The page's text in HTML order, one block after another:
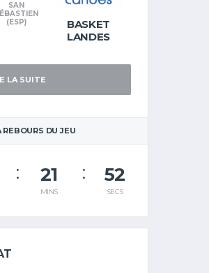
BASKET
LANDES
SAN
(ESP)
LA SUITE
REBOURS DU JEU
21
MINS
52
SECS